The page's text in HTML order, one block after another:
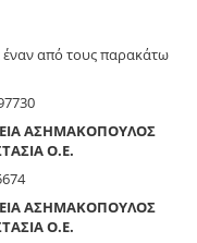
έναν από τους παρακάτω
ΑΣΗΜΑΚΟΠΟΥΛΟΣ
Ο.Ε.
ΑΣΗΜΑΚΟΠΟΥΛΟΣ
Ο.Ε.